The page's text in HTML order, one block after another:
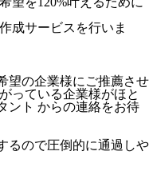
成サービスを行いま
望の企業様にご推薦させ
っている企業様がほと
ント からの連絡をお待
るので圧倒的に通過しや